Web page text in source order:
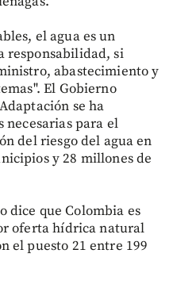
el agua es un
responsabilidad, si
abastecimiento y
El Gobierno
se ha
necesarias para el
del riesgo del agua en
y 28 millones de
dice que Colombia es
oferta hídrica natural
el puesto 21 entre 199